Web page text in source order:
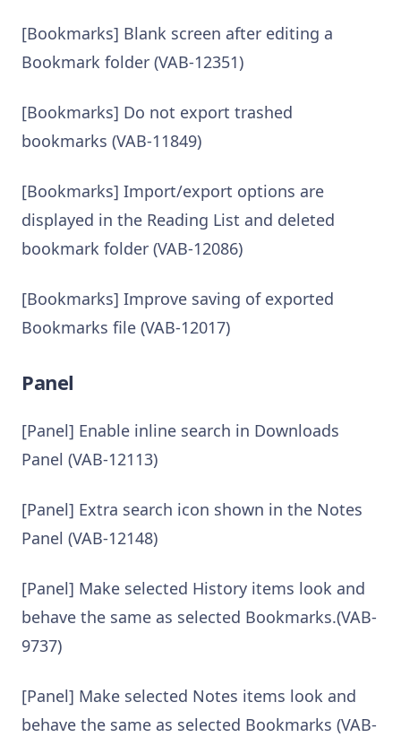
[Bookmarks] Blank screen after editing a
Bookmark folder (VAB-12351)
[Bookmarks] Do not export trashed
bookmarks (VAB-11849)
[Bookmarks] Import/export options are
displayed in the Reading List and deleted
bookmark folder (VAB-12086)
[Bookmarks] Improve saving of exported
Bookmarks file (VAB-12017)
Panel
[Panel] Enable inline search in Downloads
Panel (VAB-12113)
[Panel] Extra search icon shown in the Notes
Panel (VAB-12148)
[Panel] Make selected History items look and
behave the same as selected Bookmarks.(VAB-
9737)
[Panel] Make selected Notes items look and
behave the same as selected Bookmarks (VAB-